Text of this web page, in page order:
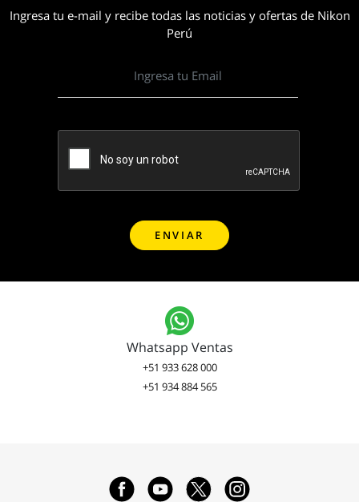
Ingresa tu e-mail y recibe todas las noticias y ofertas de Nikon
Perú
Whatsapp Ventas
+51 933 628 000
+51 934 884 565